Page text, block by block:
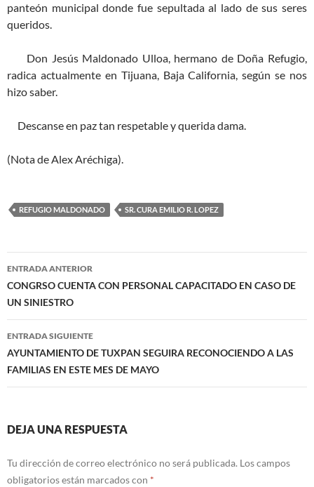
panteón municipal donde fue sepultada al lado de sus seres
queridos.
Don Jesús Maldonado Ulloa, hermano de Doña Refugio,
radica actualmente en Tijuana, Baja California, según se nos
hizo saber.
Descanse en paz tan respetable y querida dama.
(Nota de Alex Aréchiga).
REFUGIO MALDONADO SR. CURA EMILIO R. LOPEZ
Navegación
de
entradas
ENTRADA ANTERIOR
CONGRSO CUENTA CON PERSONAL CAPACITADO EN CASO DE
UN SINIESTRO
ENTRADA SIGUIENTE
AYUNTAMIENTO DE TUXPAN SEGUIRA RECONOCIENDO A LAS
FAMILIAS EN ESTE MES DE MAYO
DEJA UNA RESPUESTA
Tu dirección de correo electrónico no será publicada. Los campos
obligatorios están marcados con *